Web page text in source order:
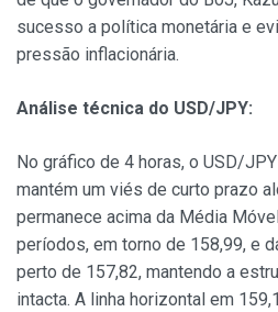
sucesso a política monetária e
pressão inflacionária.
Análise técnica do USD/JPY:
No gráfico de 4 horas, o USD/
mantém um viés de curto prazo
permanece acima da Média
períodos, em torno de 158,99, e
perto de 157,82, mantendo a
intacta. A linha horizontal em